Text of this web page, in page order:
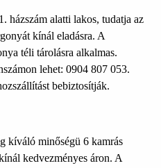
házszám alatti lakos, tudatja az
kínál eladásra. A
téli tárolásra alkalmas.
lehet: 0904 807 053.
bebiztosítják.
kíváló minőségü 6 kamrás
kedvezményes áron. A